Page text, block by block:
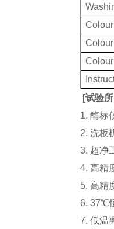
[试验
1. 酶标
2. 洗板
3. 超净
4. 高精
5. 高精
6. 37℃
7. 低温